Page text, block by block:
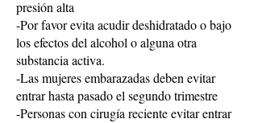
presión alta
-Por favor evita acudir deshidratado o bajo
los efectos del alcohol o alguna otra
substancia activa.
-Las mujeres embarazadas deben evitar
entrar hasta pasado el segundo trimestre
-Personas con cirugía reciente evitar entrar